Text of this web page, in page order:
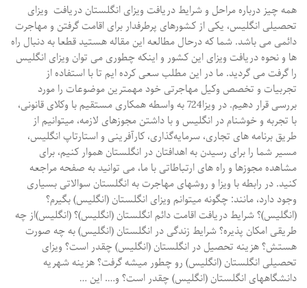
همه چیز درباره مراحل و شرایط دریافت ویزای انگلستان دریافت ویزای
تحصیلی انگلیس، یکی از کشورهای پرطرفدار برای اقامت گرفتن و مهاجرت
دائمی می باشد. شما که درحال مطالعه این مقاله هستید قطعا به دنبال راه
ها و نحوه دریافت ویزای این کشور و اینکه چطوری می توان ویزای انگلیس
را گرفت می گردید. ما در این مطلب سعی کرده ایم تا با استفاده از
تجربیات و تخصص وکیل مهاجرتی خود مهمترین موضوعات را مورد
بررسی قرار دهیم. در ویزا724 به واسطه همکاری مستقیم با وکلای قانونی،
با تجربه و خوشنام در انگلیس و با داشتن مجوزهای لازمه، میتوانیم از
طریق برنامه های تجاری، سرمایه‌گذاری، کارآفرینی و استارتاپ انگلیس،
مسیر شما را برای رسيدن به اهدافتان در انگلستان هموار کنیم، برای
مشاهده مجوزها و راه های ارتباطاتی با ما، می توانيد به صفحه مراجعه
کنید. در رابطه با ویزا و روشهای مهاجرت به انگلستان سوالاتی بسیاری
وجود دارد، مانند: چگونه میتوانم ویزای انگلستان (انگلیس) بگیرم؟
(انگلیس)؟ شرایط دریافت اقامت دائم انگلستان (انگلیس)؟ (انگلیس)از چه
طریقی امکان پذیره؟ شرایط زندگی در انگلستان (انگلیس) به چه صورت
هستش؟ هزینه تحصیل در انگلستان (انگلیس) چقدر است؟ ویزای
تحصیلی انگلستان (انگلیس) رو چطور میشه گرفت؟ هزینه شهریه
دانشگاههای انگلستان (انگلیس) چقدر است؟ و…. این …